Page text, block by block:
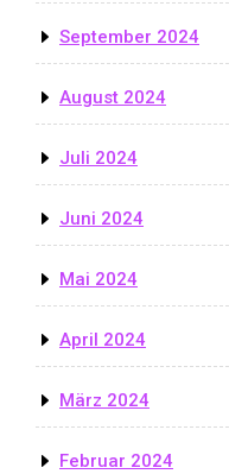
September 2024
August 2024
Juli 2024
Juni 2024
Mai 2024
April 2024
März 2024
Februar 2024